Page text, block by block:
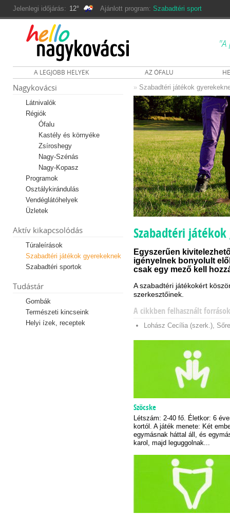
Jelenlegi időjárás: 12° Ajánlott program: Szabadtéri sport
A LEGJOBB HELYEK AZ ÓFALU
Nagykovácsi
Látnivalók
Régiók
Ófalu
Kastély és környéke
Zsíroshegy
Nagy-Szénás
Nagy-Kopasz
Programok
Osztálykirándulás
Vendéglátóhelyek
Üzletek
Aktív kikapcsolódás
Túraleírások
Szabadtéri játékok gyerekeknek
Szabadtéri sportok
Tudástár
Gombák
Természeti kincseink
Helyi ízek, receptek
» Szabadtéri játékok
Szabadtéri
Egyszerűen
igényelnek bonyolult
csak egy mező kell
A szabadtéri játékokért
szerkesztőinek.
A cikkben felhasznált források
Lohász Cecília (szerk.),
Szöcske
Létszám: 2-40 fő. Életkor: 6
kortól. A játék menete: Két
egymásnak háttal áll, és
karol, majd leguggolnak...